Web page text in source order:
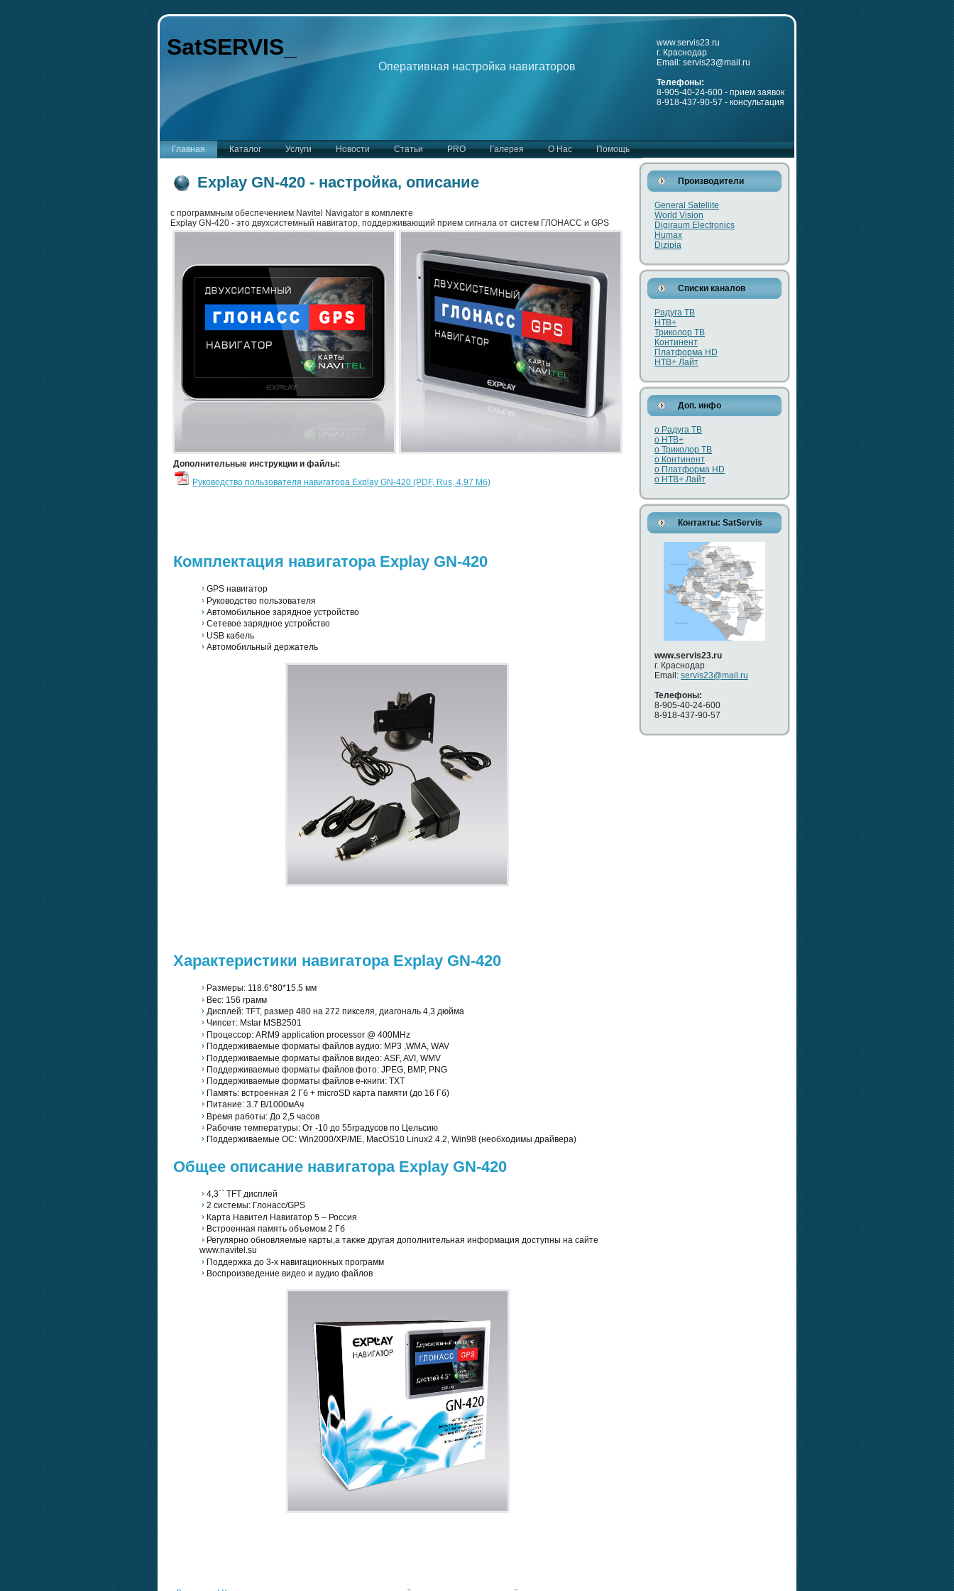
SatSERVIS_
Оперативная настройка навигаторов
www.servis23.ru
г. Краснодар
Email: servis23@mail.ru
Телефоны:
8-905-40-24-600 - прием заявок
8-918-437-90-57 - консультация
Главная Каталог Услуги Новости Статьи PRO Галерея О Нас Помощь
Explay GN-420 - настройка, описание
c программным обеспечением Navitel Navigator в комплекте
Explay GN-420 - это двухсистемный навигатор, поддерживающий прием сигнала от систем ГЛОНАСС и GPS
Дополнительные инструкции и файлы:
Руководство пользователя навигатора Explay GN-420 (PDF, Rus, 4,97 Mб)
Комплектация навигатора Explay GN-420
GPS навигатор
Руководство пользователя
Автомобильное зарядное устройство
Сетевое зарядное устройство
USB кабель
Автомобильный держатель
Характеристики навигатора Explay GN-420
Размеры: 118.6*80*15.5 мм
Вес: 156 грамм
Дисплей: TFT, размер 480 на 272 пикселя, диагональ 4,3 дюйма
Чипсет: Mstar MSB2501
Процессор: ARM9 application processor @ 400MHz
Поддерживаемые форматы файлов аудио: MP3 ,WMA, WAV
Поддерживаемые форматы файлов видео: ASF, AVI, WMV
Поддерживаемые форматы файлов фото: JPEG, BMP, PNG
Поддерживаемые форматы файлов е-книги: TXT
Память: встроенная 2 Гб + microSD карта памяти (до 16 Гб)
Питание: 3.7 В/1000мАч
Время работы: До 2,5 часов
Рабочие температуры: От -10 до 55градусов по Цельсию
Поддерживаемые ОС: Win2000/XP/ME, MacOS10 Linux2.4.2, Win98 (необходимы драйвера)
Общее описание навигатора Explay GN-420
4,3`` TFT дисплей
2 системы: Глонасс/GPS
Карта Навител Навигатор 5 – Россия
Встроенная память объемом 2 Гб
Регулярно обновляемые карты,а также другая дополнительная информация доступны на сайте
www.navitel.su
Поддержка до 3-х навигационных программ
Воспроизведение видео и аудио файлов
Производители
General Satellite
World Vision
Digiraum Electronics
Humax
Dizipia
Списки каналов
Радуга ТВ
НТВ+
Триколор ТВ
Континент
Платформа HD
НТВ+ Лайт
Доп. инфо
о Радуга ТВ
о НТВ+
о Триколор ТВ
о Континент
о Платформа HD
о НТВ+ Лайт
Контакты: SatServis
www.servis23.ru
г. Краснодар
Email: servis23@mail.ru
Телефоны:
8-905-40-24-600
8-918-437-90-57